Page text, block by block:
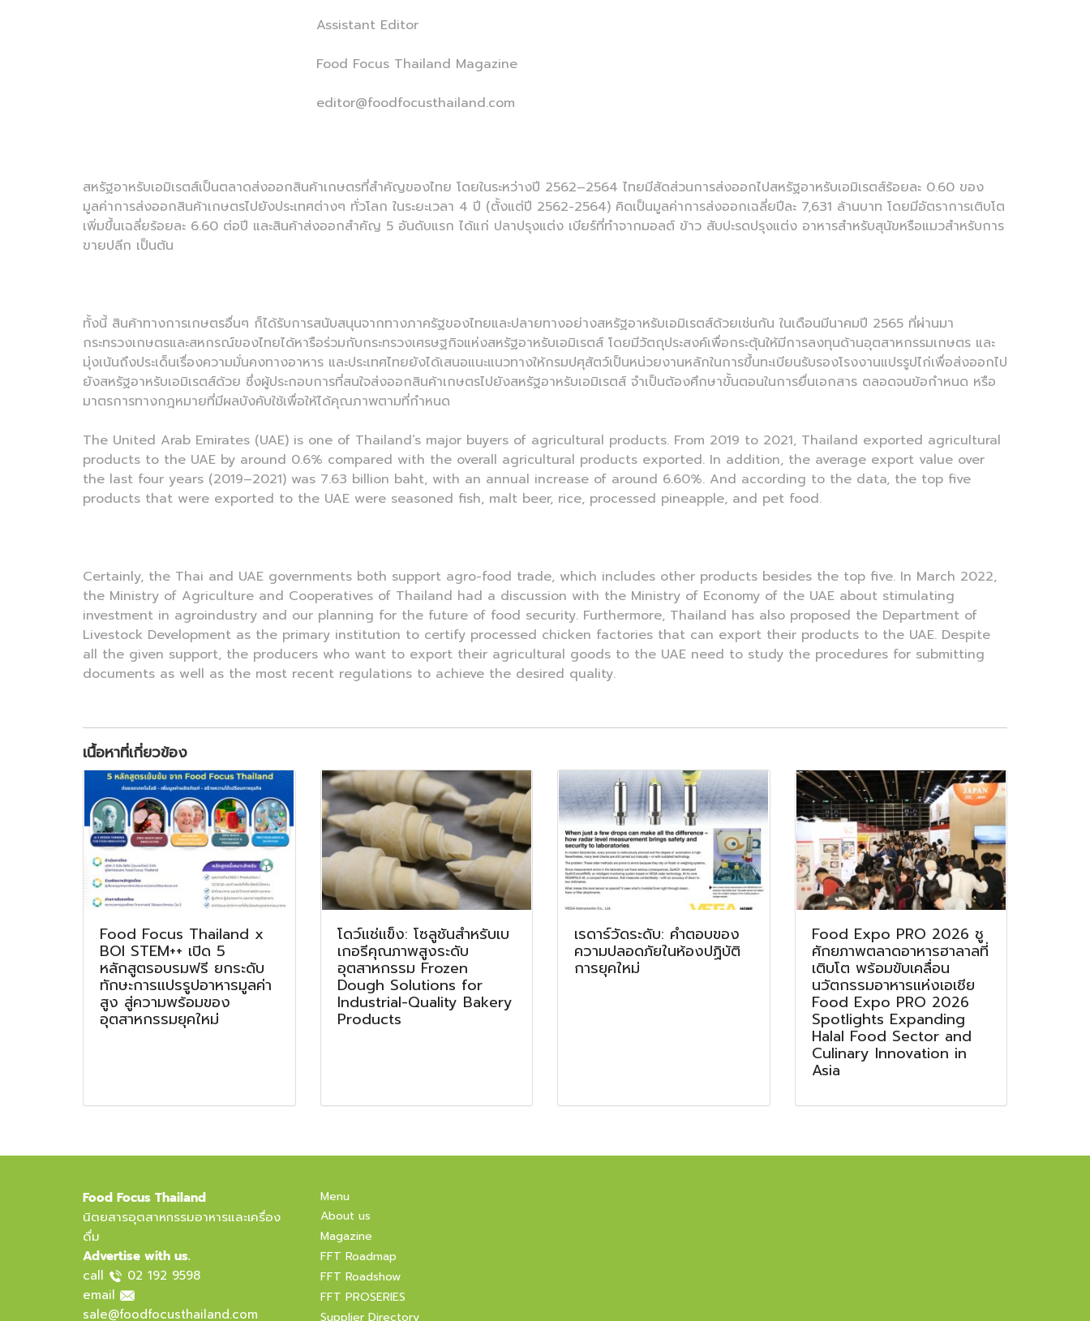
Assistant Editor
Food Focus Thailand Magazine
editor@foodfocusthailand.com
สหรัฐอาหรับเอมิเรตส์เป็นตลาดส่งออกสินค้าเกษตรที่สำคัญของไทย โดยในระหว่างปี 2562–2564 ไทยมีสัดส่วนการส่งออกไปสหรัฐอาหรับเอมิเรตส์ร้อยละ 0.60 ของ
มูลค่าการส่งออกสินค้าเกษตรไปยังประเทศต่างๆ ทั่วโลก ในระยะเวลา 4 ปี (ตั้งแต่ปี 2562-2564) คิดเป็นมูลค่าการส่งออกเฉลี่ยปีละ 7,631 ล้านบาท โดยมีอัตราการเติบโต
เพิ่มขึ้นเฉลี่ยร้อยละ 6.60 ต่อปี และสินค้าส่งออกสำคัญ 5 อันดับแรก ได้แก่ ปลาปรุงแต่ง เบียร์ที่ทำจากมอลต์ ข้าว สับปะรดปรุงแต่ง อาหารสำหรับสุนัขหรือแมวสำหรับการ
ขายปลีก เป็นต้น
ทั้งนี้ สินค้าทางการเกษตรอื่นๆ ก็ได้รับการสนับสนุนจากทางภาครัฐของไทยและปลายทางอย่างสหรัฐอาหรับเอมิเรตส์ด้วยเช่นกัน ในเดือนมีนาคมปี 2565 ที่ผ่านมา
กระทรวงเกษตรและสหกรณ์ของไทยได้หารือร่วมกับกระทรวงเศรษฐกิจแห่งสหรัฐอาหรับเอมิเรตส์ โดยมีวัตถุประสงค์เพื่อกระตุ้นให้มีการลงทุนด้านอุตสาหกรรมเกษตร และ
มุ่งเน้นถึงประเด็นเรื่องความมั่นคงทางอาหาร และประเทศไทยยังได้เสนอแนะแนวทางให้กรมปศุสัตว์เป็นหน่วยงานหลักในการขึ้นทะเบียนรับรองโรงงานแปรรูปไก่เพื่อส่งออกไป
ยังสหรัฐอาหรับเอมิเรตส์ด้วย ซึ่งผู้ประกอบการที่สนใจส่งออกสินค้าเกษตรไปยังสหรัฐอาหรับเอมิเรตส์ จำเป็นต้องศึกษาขั้นตอนในการยื่นเอกสาร ตลอดจนข้อกำหนด หรือ
มาตรการทางกฎหมายที่มีผลบังคับใช้เพื่อให้ได้คุณภาพตามที่กำหนด
The United Arab Emirates (UAE) is one of Thailand’s major buyers of agricultural products. From 2019 to 2021, Thailand exported agricultural
products to the UAE by around 0.6% compared with the overall agricultural products exported. In addition, the average export value over
the last four years (2019–2021) was 7.63 billion baht, with an annual increase of around 6.60%. And according to the data, the top five
products that were exported to the UAE were seasoned fish, malt beer, rice, processed pineapple, and pet food.
Certainly, the Thai and UAE governments both support agro-food trade, which includes other products besides the top five. In March 2022,
the Ministry of Agriculture and Cooperatives of Thailand had a discussion with the Ministry of Economy of the UAE about stimulating
investment in agroindustry and our planning for the future of food security. Furthermore, Thailand has also proposed the Department of
Livestock Development as the primary institution to certify processed chicken factories that can export their products to the UAE. Despite
all the given support, the producers who want to export their agricultural goods to the UAE need to study the procedures for submitting
documents as well as the most recent regulations to achieve the desired quality.
เนื้อหาที่เกี่ยวข้อง
Food Focus Thailand x
BOI STEM++ เปิด 5
หลักสูตรอบรมฟรี ยกระดับ
ทักษะการแปรรูปอาหารมูลค่า
สูง สู่ความพร้อมของ
อุตสาหกรรมยุคใหม่
โดว์แช่แข็ง: โซลูชันสำหรับเบ
เกอรีคุณภาพสูงระดับ
อุตสาหกรรม Frozen
Dough Solutions for
Industrial-Quality Bakery
Products
เรดาร์วัดระดับ: คำตอบของ
ความปลอดภัยในห้องปฏิบัติ
การยุคใหม่
Food Expo PRO 2026 ชู
ศักยภาพตลาดอาหารฮาลาลที่
เติบโต พร้อมขับเคลื่อน
นวัตกรรมอาหารแห่งเอเชีย
Food Expo PRO 2026
Spotlights Expanding
Halal Food Sector and
Culinary Innovation in
Asia
Food Focus Thailand
นิตยสารอุตสาหกรรมอาหารและเครื่อง
ดื่ม
Advertise with us.
call
02 192 9598
email
sale@foodfocusthailand.com
Menu
About us
Magazine
FFT Roadmap
FFT Roadshow
FFT PROSERIES
Supplier Directory